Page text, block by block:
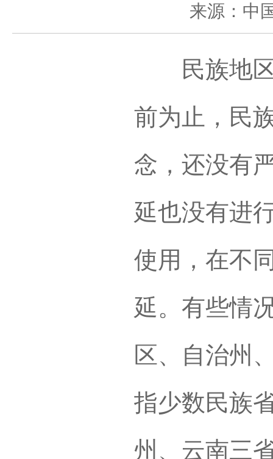
来源：中
民族地区
前为止，民
念，还没有
延也没有进
使用，在不
延。有些情
区、自治州
指少数民族
州、云南三